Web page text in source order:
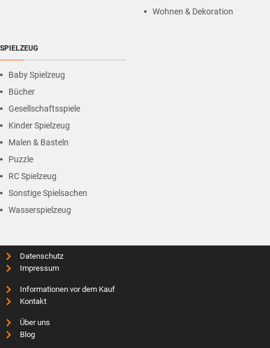
Wohnen & Dekoration
SPIELZEUG
Baby Spielzeug
Bücher
Gesellschaftsspiele
Kinder Spielzeug
Malen & Basteln
Puzzle
RC Spielzeug
Sonstige Spielsachen
Wasserspielzeug
Datenschutz
Impressum
Informationen vor dem Kauf
Kontakt
Über uns
Blog